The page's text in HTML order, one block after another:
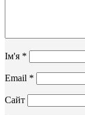
Ім'я *
Email *
Сайт